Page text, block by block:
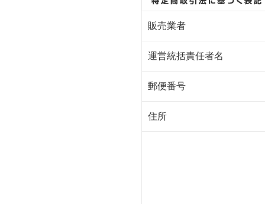
販売業者
運営統括責任者名
郵便番号
住所